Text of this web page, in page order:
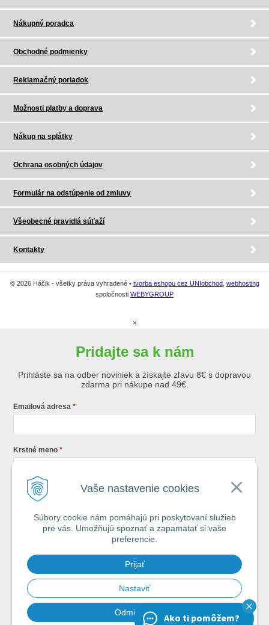
Vaše nastavenie cookies
Súbory cookie nám pomáhajú pri poskytovaní služieb
pre vás. Umožňujú spoznať a zapamätať si vaše
preferencie.
Prijať
Nastaviť
Odmietnuť
Nákupný poradca
Obchodné podmienky
Reklamačný poriadok
Možnosti platby a doprava
Nákup na splátky
Ochrana osobných údajov
Formulár na odstúpenie od zmluvy
Všeobecné pravidlá súťaží
Kontakty
© 2026 Háčik - všetky práva vyhradené • tvorba eshopu cez UNIobchod, webhosting
spoločnosti WEBYGROUP
×
Pridajte sa k nám
Prihláste sa na odber noviniek a získajte zľavu 8€ s dopravou
zdarma pri nákupe nad 49€.
Emailová adresa
Krstné meno
Registráciou súhlasíte so
Každý týždeň si od nás nájdete v schránke : 1x Rybársky Poradca a 1x
akčná ponuka. 1x mesačne prehľad nových článkov z nášho blogu.
Ochrana vašich osobných údajov je pre nás na 1. mieste.Zoznámte sa s
našimi zásadami spracovania osobných údajov
Ako ti pomôžem?